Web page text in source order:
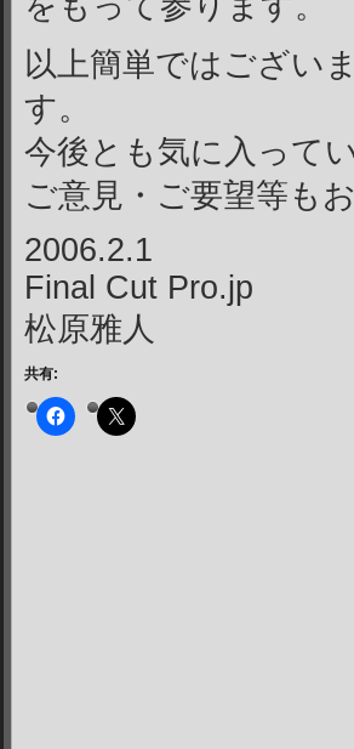
以上簡単ではござい
す。
今後とも気に入って
ご意見・ご要望等も
2006.2.1
Final Cut Pro.jp
松原雅人
共有: